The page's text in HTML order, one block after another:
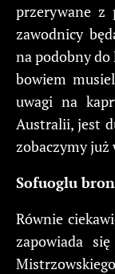
przerywane z
zawodnicy
na podobny do
bowiem
uwagi na
Australii, jest
zobaczymy już
Sofuoglu
Równie
zapowiada